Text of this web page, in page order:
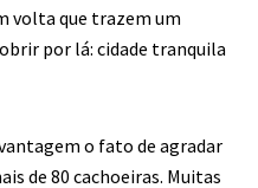
volta que trazem um
por lá: cidade tranquila
o fato de agradar
de 80 cachoeiras. Muitas